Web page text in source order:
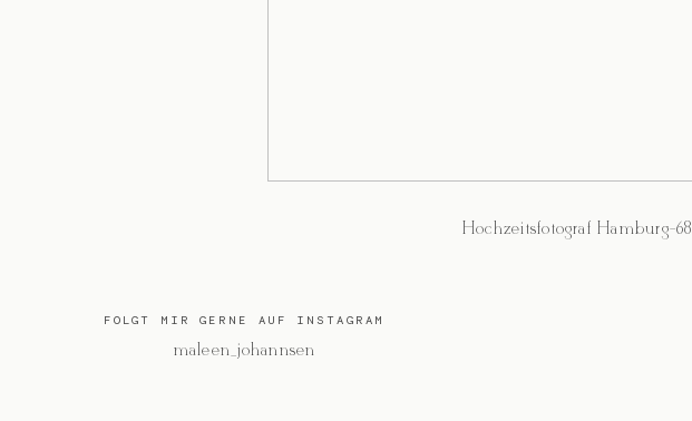
Hochzeitsfotograf Hamburg-68
FOLGT MIR GERNE AUF INSTAGRAM
@maleen_johannsen